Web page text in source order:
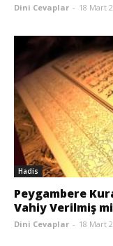
Dini Cevaplar - 18 Mart
Hadis
Peygambere
Vahiy Verilmiş
Dini Cevaplar - 18 Mart